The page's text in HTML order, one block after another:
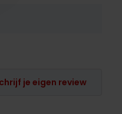
je eigen review